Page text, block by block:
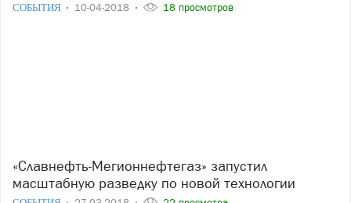
СОБЫТИЯ 10-04-2018 18 просмотров
«Славнефть-Мегионнефтегаз» запустил
масштабную разведку по новой технологии